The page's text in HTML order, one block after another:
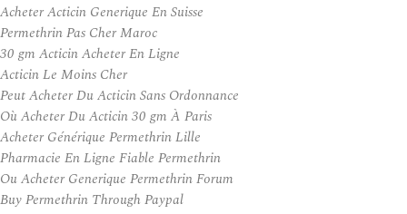
Acheter Acticin Generique En Suisse
Permethrin Pas Cher Maroc
30 gm Acticin Acheter En Ligne
Acticin Le Moins Cher
Peut Acheter Du Acticin Sans Ordonnance
Où Acheter Du Acticin 30 gm À Paris
Acheter Générique Permethrin Lille
Pharmacie En Ligne Fiable Permethrin
Ou Acheter Generique Permethrin Forum
Buy Permethrin Through Paypal